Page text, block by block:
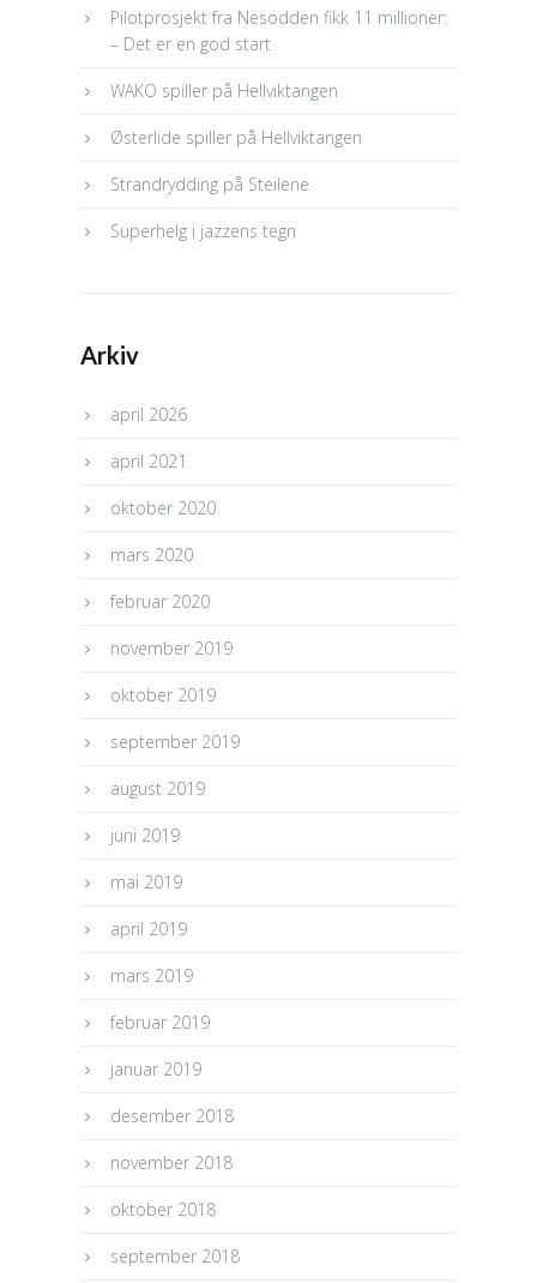
Pilotprosjekt fra Nesodden fikk 11 millioner:
– Det er en god start
WAKO spiller på Hellviktangen
Østerlide spiller på Hellviktangen
Strandrydding på Steilene
Superhelg i jazzens tegn
Arkiv
april 2026
april 2021
oktober 2020
mars 2020
februar 2020
november 2019
oktober 2019
september 2019
august 2019
juni 2019
mai 2019
april 2019
mars 2019
februar 2019
januar 2019
desember 2018
november 2018
oktober 2018
september 2018